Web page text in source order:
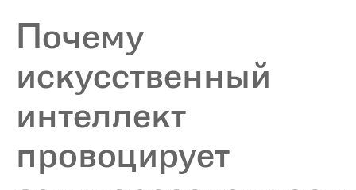
Почему
искусственный
интеллект
провоцирует